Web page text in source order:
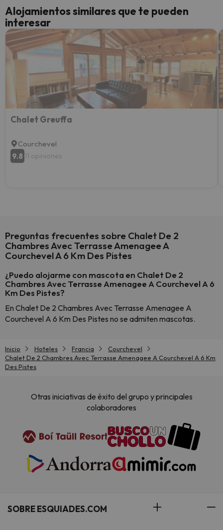
yo.
Alojamientos similares que te pueden
interesar
Chalet Greuffa
Courchevel
9.8 11 opiniones
Preguntas frecuentes sobre Chalet De 2
Chambres Avec Terrasse Amenagee A
Courchevel A 6 Km Des Pistes
¿Puedo alojarme con mascota en Chalet De 2
Chambres Avec Terrasse Amenagee A Courchevel A 6
Km Des Pistes?
En Chalet De 2 Chambres Avec Terrasse Amenagee A
Courchevel A 6 Km Des Pistes no se admiten mascotas.
Inicio Hoteles Francia
Courchevel
Chalet De 2 Chambres Avec Terrasse Amenagee A Courchevel A 6 Km
Des Pistes
Otras iniciativas de éxito del grupo y principales
colaboradores
SOBRE ESQUIADES.COM